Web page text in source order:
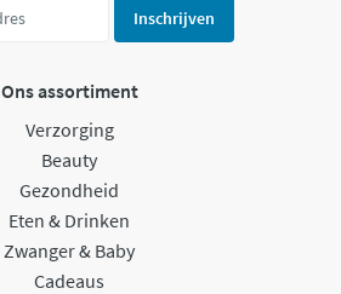
Inschrijven
Ons assortiment
Verzorging
Beauty
Gezondheid
Eten & Drinken
Zwanger & Baby
Cadeaus